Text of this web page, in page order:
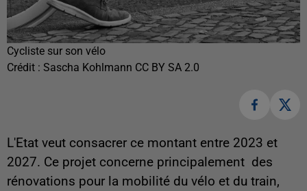
Cycliste sur son vélo
Crédit : Sascha Kohlmann CC BY SA 2.0
L'Etat veut consacrer ce montant entre 2023 et
2027. Ce projet concerne principalement des
rénovations pour la mobilité du vélo et du train,